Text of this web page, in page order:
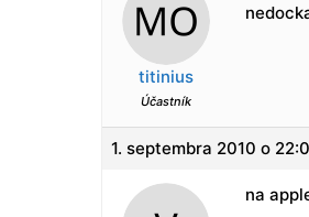
titinius
Účastník
1. septembra 2010 o
na